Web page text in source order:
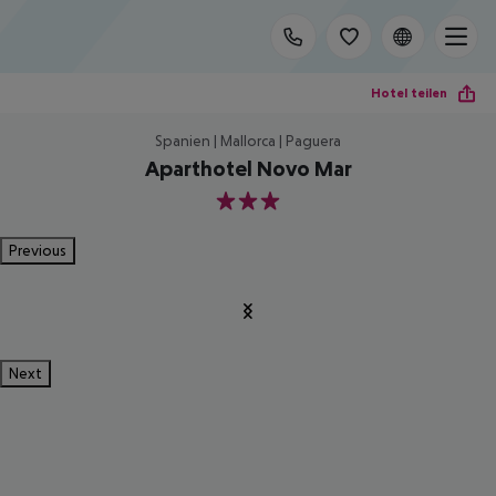
Hotel teilen
Spanien | Mallorca | Paguera
Aparthotel Novo Mar
3
Previous
Next